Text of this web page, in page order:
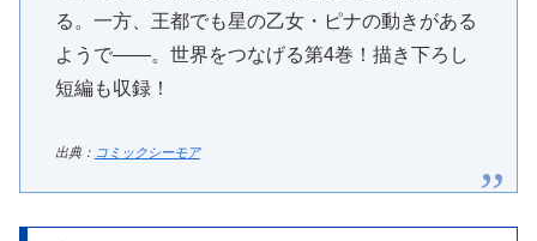
る。一方、王都でも星の乙女・ピナの動きがある
ようで――。世界をつなげる第4巻！描き下ろし
短編も収録！
出典： コミックシーモア